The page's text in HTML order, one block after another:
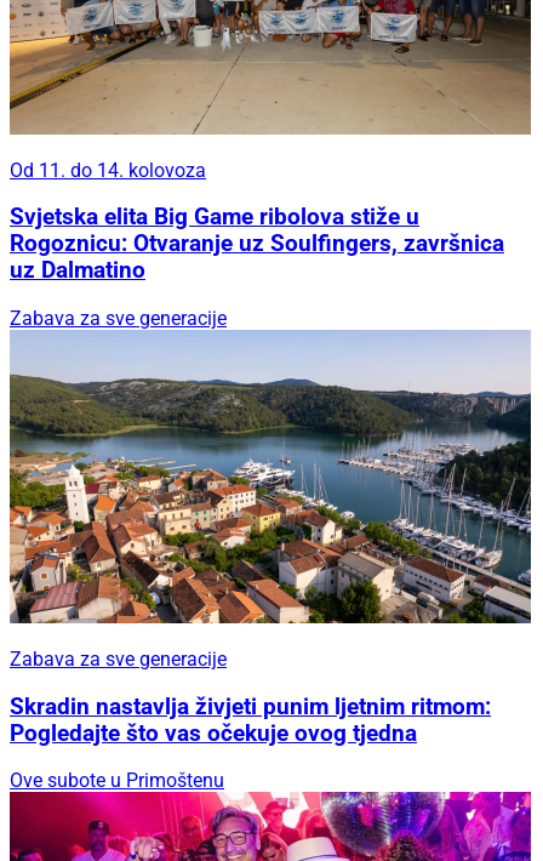
Od 11. do 14. kolovoza
Svjetska elita Big Game ribolova stiže u
Rogoznicu: Otvaranje uz Soulfingers, završnica
uz Dalmatino
Zabava za sve generacije
Zabava za sve generacije
Skradin nastavlja živjeti punim ljetnim ritmom:
Pogledajte što vas očekuje ovog tjedna
Ove subote u Primoštenu